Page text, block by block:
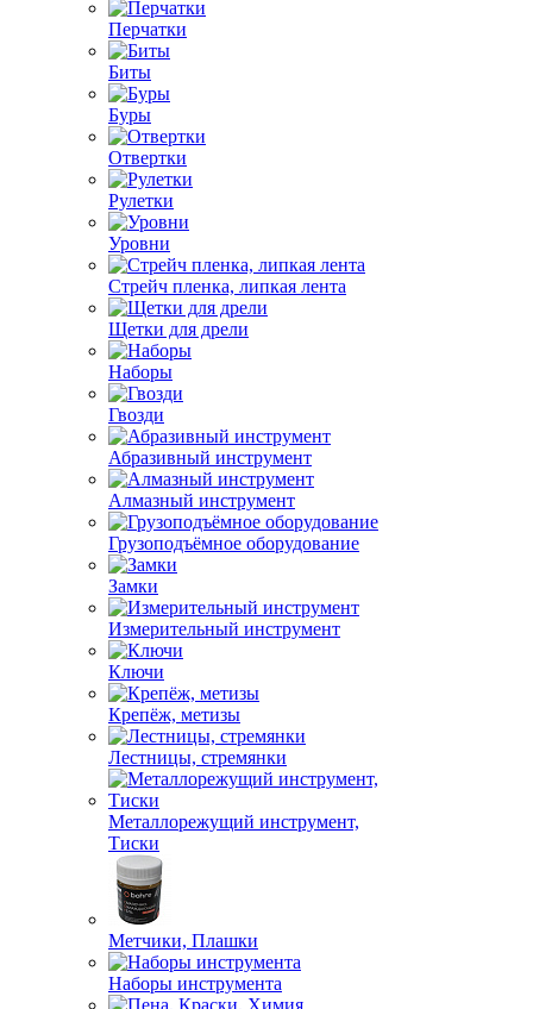
Перчатки
Биты
Буры
Отвертки
Рулетки
Уровни
Стрейч пленка, липкая лента
Щетки для дрели
Наборы
Гвозди
Абразивный инструмент
Алмазный инструмент
Грузоподъёмное оборудование
Замки
Измерительный инструмент
Ключи
Крепёж, метизы
Лестницы, стремянки
Металлорежущий инструмент,
Тиски
Метчики, Плашки
Наборы инструмента